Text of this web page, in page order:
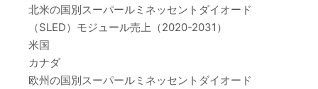
北米の国別スーパールミネッセントダイオード
（SLED）モジュール売上（2020-2031）
米国
カナダ
欧州の国別スーパールミネッセントダイオード